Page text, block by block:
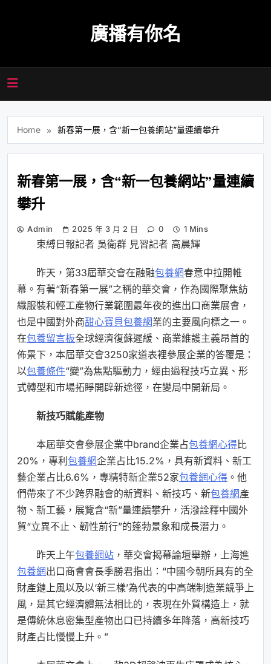
廣播有你名
Home 新春第一展，含“新一包養網站”量連續攀升
新春第一展，含“新一包養網站”量連續
攀升
Admin 2025 年 3 月 2 日 0 1 Mins
束縛日報記者 吳衛群 見習記者 高晨輝
昨天，第33屆華交會在融融包養網春意中拉開帷
幕。有著“新春第一展”之稱的華交會，作為國際聚焦紡
織服裝和輕工產物行業範圍最年夜的進出口商業展會，
也是中國對外商甜心寶貝包養網業的主要風向標之一。
在包養留言板全球經濟復蘇遲緩、商業維護主義昂首的
佈景下，本屆華交會3250家道表裡參展企業的答覆是：
以包養條件“變”為焦點驅動力，經由過程技巧立異、形
式轉型和市場拓睜開辟新途徑，在變局中開新局。
新技巧賦能產物
本屆華交會參展企業中brand企業占包養網心得比
20%，專利 包養網企業占比15.2%，具有新資料、新工
藝企業占比6.6%，專精特新企業52家包養網心得 。他
們帶來了不少跨界融會的新資料、新技巧、新包養網產
物、新工藝，展覽含“新”量連續攀升，活潑詮釋中國外
貿“立異不止、韌性前行”的蓬勃景象和成長潛力。
昨天上午包養網站 ，華交會揭幕論壇舉辦，上海進
包養網出口商會會長季勝君指出：“中國今朝所具有的全
財產鏈上風以及以‘新三樣’為代表的中高端制造業競爭上
風，是其它經濟體無法相比的，表現在外貿構造上，就
是傳統休息密集型產物出口已持續多年降落，高新技巧
財產占比慢慢上升。”